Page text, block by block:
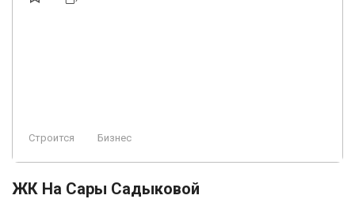
Строится Бизнес
ЖК На Сары Садыковой